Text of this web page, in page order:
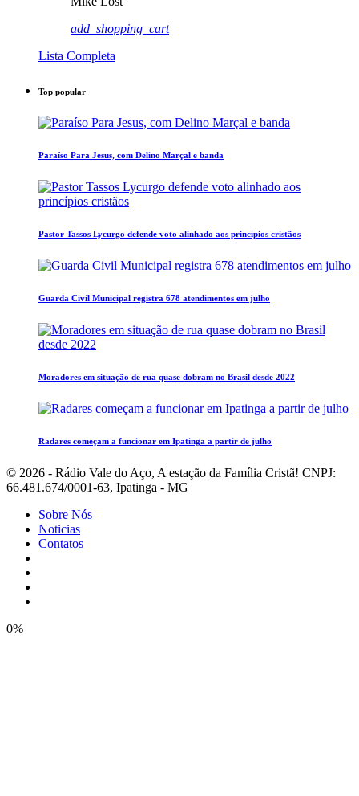
add_shopping_cart
Lista Completa
Top popular
Paraíso Para Jesus, com Delino Marçal e banda
Pastor Tassos Lycurgo defende voto alinhado aos princípios cristãos
Guarda Civil Municipal registra 678 atendimentos em julho
Moradores em situação de rua quase dobram no Brasil desde 2022
Radares começam a funcionar em Ipatinga a partir de julho
© 2026 - Rádio Vale do Aço, A estação da Família Cristã! CNPJ:
66.481.674/0001-63, Ipatinga - MG
Sobre Nós
Noticias
Contatos
0%